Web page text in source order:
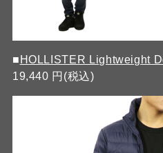
■ HOLLISTER Lightweight
19,440 円(税込)